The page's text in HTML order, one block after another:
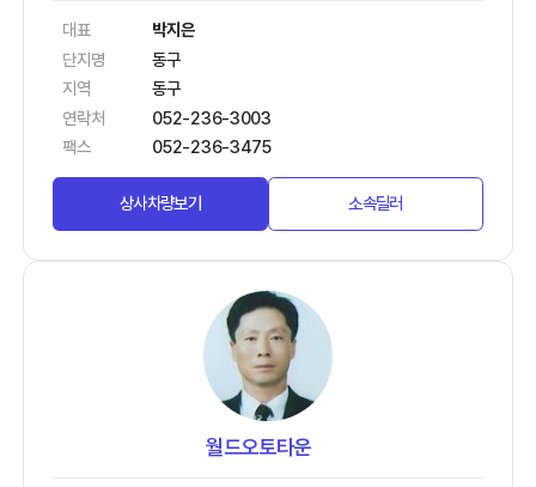
대표
박지은
단지명
동구
지역
동구
연락처
052-236-3003
팩스
052-236-3475
상사차량보기 소속딜러
월드오토타운